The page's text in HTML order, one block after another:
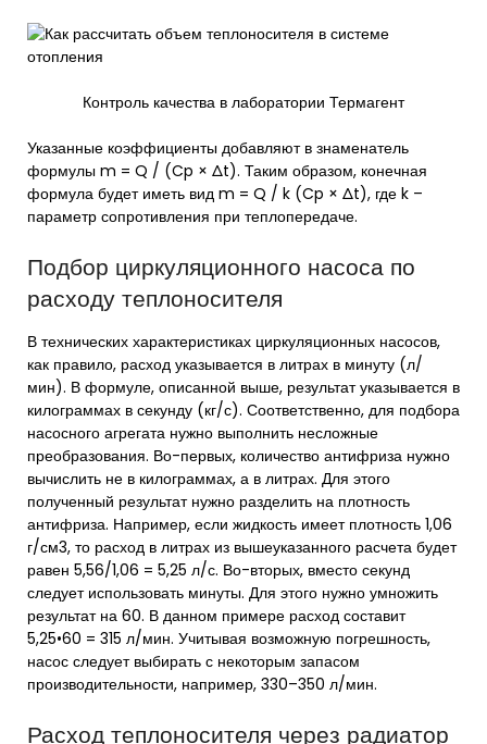
Контроль качества в лаборатории Термагент
Указанные коэффициенты добавляют в знаменатель
формулы m = Q / (Cp × Δt). Таким образом, конечная
формула будет иметь вид m = Q / k (Cp × Δt), где k –
параметр сопротивления при теплопередаче.
Подбор циркуляционного насоса по
расходу теплоносителя
В технических характеристиках циркуляционных насосов,
как правило, расход указывается в литрах в минуту (л/
мин). В формуле, описанной выше, результат указывается в
килограммах в секунду (кг/с). Соответственно, для подбора
насосного агрегата нужно выполнить несложные
преобразования. Во-первых, количество антифриза нужно
вычислить не в килограммах, а в литрах. Для этого
полученный результат нужно разделить на плотность
антифриза. Например, если жидкость имеет плотность 1,06
г/см3, то расход в литрах из вышеуказанного расчета будет
равен 5,56/1,06 = 5,25 л/с. Во-вторых, вместо секунд
следует использовать минуты. Для этого нужно умножить
результат на 60. В данном примере расход составит
5,25•60 = 315 л/мин. Учитывая возможную погрешность,
насос следует выбирать с некоторым запасом
производительности, например, 330–350 л/мин.
Расход теплоносителя через радиатор